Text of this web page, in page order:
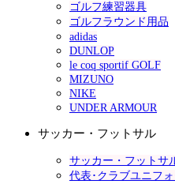
ゴルフ練習器具
ゴルフラウンド用品
adidas
DUNLOP
le coq sportif GOLF
MIZUNO
NIKE
UNDER ARMOUR
サッカー・フットサル
サッカー・フットサ
代表･クラブユニフ